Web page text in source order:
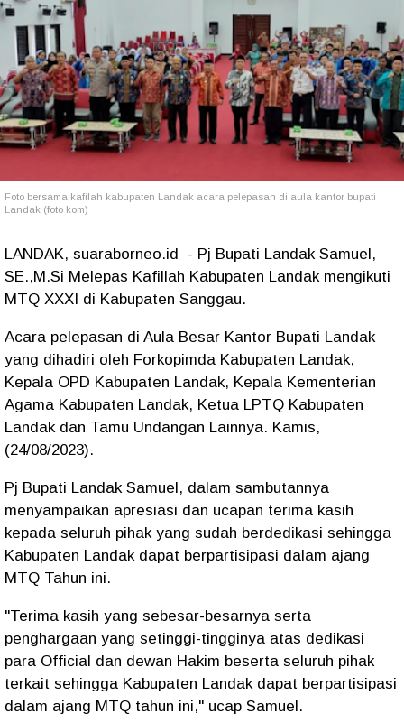
Foto bersama kafilah kabupaten Landak acara pelepasan di aula kantor bupati
Landak (foto kom)
LANDAK, suaraborneo.id - Pj Bupati Landak Samuel,
SE.,M.Si Melepas Kafillah Kabupaten Landak mengikuti
MTQ XXXI di Kabupaten Sanggau.
Acara pelepasan di Aula Besar Kantor Bupati Landak
yang dihadiri oleh Forkopimda Kabupaten Landak,
Kepala OPD Kabupaten Landak, Kepala Kementerian
Agama Kabupaten Landak, Ketua LPTQ Kabupaten
Landak dan Tamu Undangan Lainnya. Kamis,
(24/08/2023).
Pj Bupati Landak Samuel, dalam sambutannya
menyampaikan apresiasi dan ucapan terima kasih
kepada seluruh pihak yang sudah berdedikasi sehingga
Kabupaten Landak dapat berpartisipasi dalam ajang
MTQ Tahun ini.
"Terima kasih yang sebesar-besarnya serta
penghargaan yang setinggi-tingginya atas dedikasi
para Official dan dewan Hakim beserta seluruh pihak
terkait sehingga Kabupaten Landak dapat berpartisipasi
dalam ajang MTQ tahun ini," ucap Samuel.